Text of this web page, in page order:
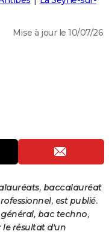
Mise à jour le 10/07/26
baccalauréat
est publié.
bac techno,
le résultat d'un